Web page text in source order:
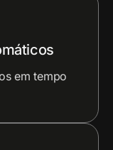
em tempo